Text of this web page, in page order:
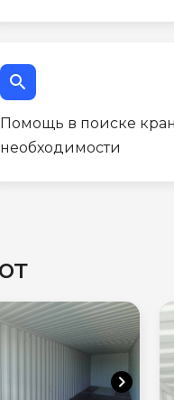
search
Помощь в поиске
необходимости
chevron_right